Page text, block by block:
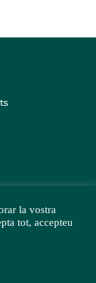
la vostra
tot, accepteu